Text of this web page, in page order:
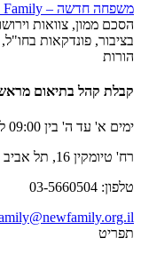
משפחה חדשה – New Family – הארגון לקידום זכויות המשפחה
הסכם ממון, צוואות
בציבור, פונדקאות
הורות
קבלת קהל בתיאום
ימים א' עד ה' בין 09:00 ל 17:00
רח' טיומקין 16, תל אביב
טלפון: 03-5660504
תפריט